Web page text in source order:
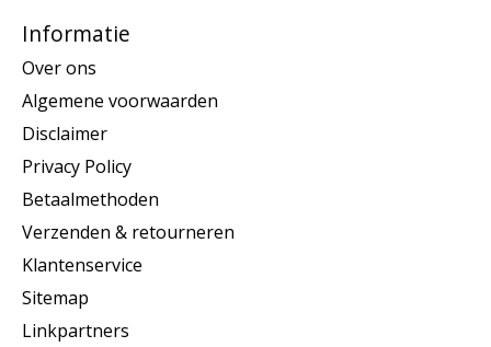
Informatie
Over ons
Algemene voorwaarden
Disclaimer
Privacy Policy
Betaalmethoden
Verzenden & retourneren
Klantenservice
Sitemap
Linkpartners